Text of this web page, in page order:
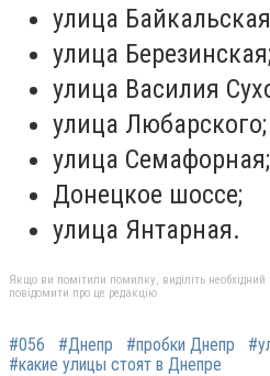
улица
улица Березинская;
улица Василия
улица Любарского;
улица Семафорная;
Донецкое шоссе;
улица Янтарная.
Якщо ви помітили помилку, виділіть необхідний
повідомити про це редакцію
#056 #Днепр #пробки Днепр
#какие улицы стоят в Днепре